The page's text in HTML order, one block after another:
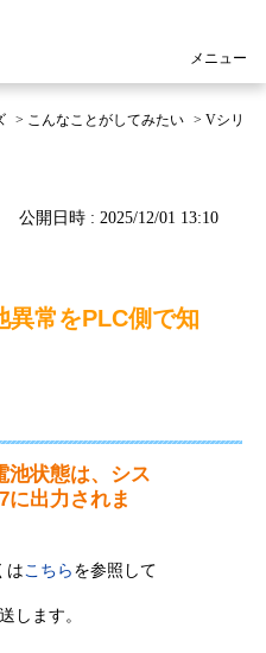
メニュー
> こんなことがしてみたい > Vシリ
公開日時 : 2025/12/01 13:10
異常をPLC側で知
池状態は、シス
に出力されま
はこちらを参照して
します。